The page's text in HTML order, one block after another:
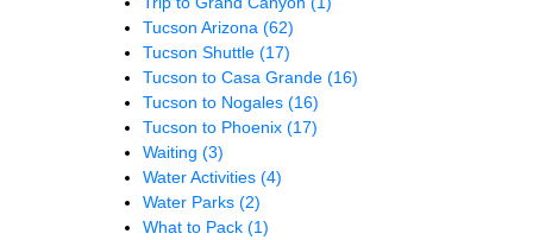
Tucson Arizona (62)
Tucson Shuttle (17)
Tucson to Casa Grande (16)
Tucson to Nogales (16)
Tucson to Phoenix (17)
Waiting (3)
Water Activities (4)
Water Parks (2)
What to Pack (1)